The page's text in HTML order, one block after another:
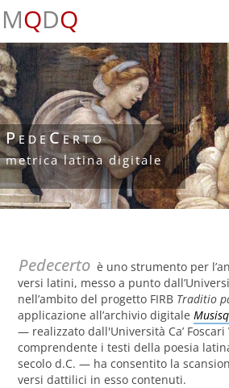
MQDQ
PedeCerto
metrica latina digitale
Pedecerto è uno strumento per
versi latini, messo a punto
nell’ambito del progetto FIRB Traditio
applicazione all’archivio digitale
— realizzato dall'Università Ca’ Foscari
comprendente i testi della poesia
secolo d.C. — ha consentito la
versi dattilici in esso contenuti.